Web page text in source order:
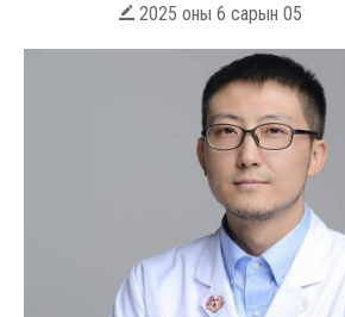
 2025 оны 6 сарын 05